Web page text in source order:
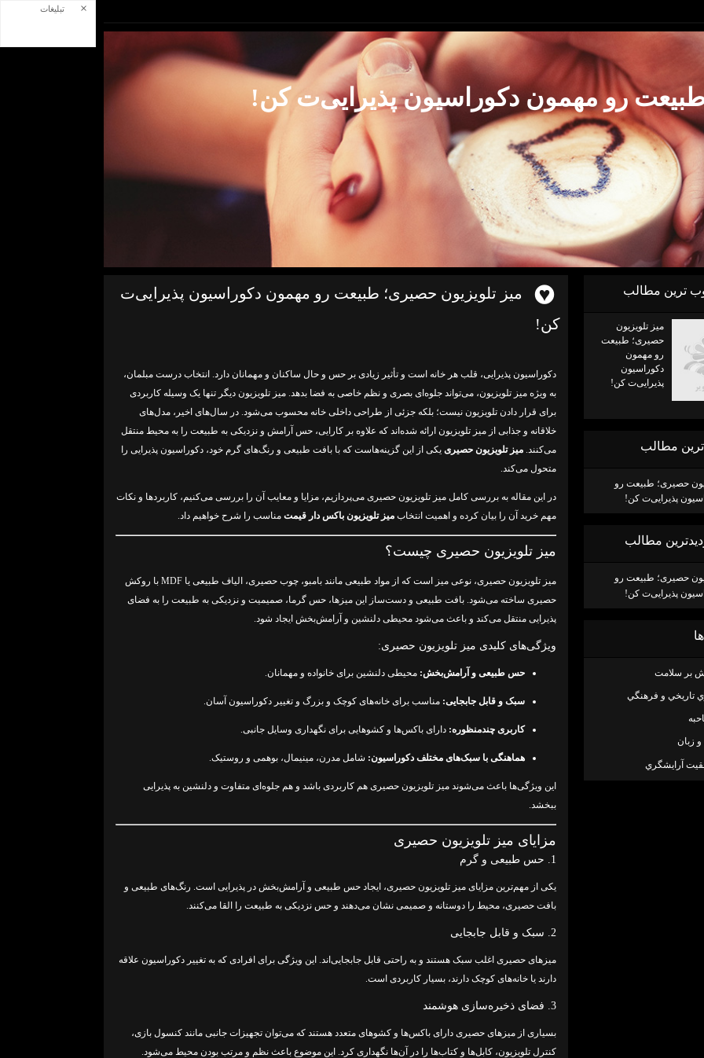
رو مهمون دکوراسیون پذیرایی‌ت کن!
میز تلویزیون حصیری؛ طبیعت رو مهمون دکوراسیون پذیرایی‌ت
کن!
دکوراسیون پذیرایی، قلب هر خانه است و تأثیر زیادی بر حس و حال ساکنان و مهمانان دارد. انتخاب درست مبلمان،
به ویژه میز تلویزیون، می‌تواند جلوه‌ای بصری و نظم خاصی به فضا بدهد. میز تلویزیون دیگر تنها یک وسیله کاربردی
برای قرار دادن تلویزیون نیست؛ بلکه جزئی از طراحی داخلی خانه محسوب می‌شود. در سال‌های اخیر، مدل‌های
خلاقانه و جذابی از میز تلویزیون ارائه شده‌اند که علاوه بر کارایی، حس آرامش و نزدیکی به طبیعت را به محیط منتقل
می‌کنند. میز تلویزیون حصیرییکی از این گزینه‌هاست که با بافت طبیعی و رنگ‌های گرم خود، دکوراسیون پذیرایی را
متحول می‌کند.
در این مقاله به بررسی کامل میز تلویزیون حصیری می‌پردازیم، مزایا و معایب آن را بررسی می‌کنیم، کاربردها و نکات
مهم خرید آن را بیان کرده و اهمیت انتخاب میز تلویزیون باکس دار قیمتمناسب را شرح خواهیم داد.
میز تلویزیون حصیری چیست؟
میز تلویزیون حصیری، نوعی میز است که از مواد طبیعی مانند بامبو، چوب حصیری، الیاف طبیعی یا MDF با روکش
حصیری ساخته می‌شود. بافت طبیعی و دست‌ساز این میزها، حس گرما، صمیمیت و نزدیکی به طبیعت را به فضای
پذیرایی منتقل می‌کند و باعث می‌شود محیطی دلنشین و آرامش‌بخش ایجاد شود.
ویژگی‌های کلیدی میز تلویزیون حصیری:
حس طبیعی و آرامش‌بخش: محیطی دلنشین برای خانواده و مهمانان.
سبک و قابل جابجایی: مناسب برای خانه‌های کوچک و بزرگ و تغییر دکوراسیون آسان.
کاربری چندمنظوره: دارای باکس‌ها و کشوهایی برای نگهداری وسایل جانبی.
هماهنگی با سبک‌های مختلف دکوراسیون: شامل مدرن، مینیمال، بوهمی و روستیک.
این ویژگی‌ها باعث می‌شوند میز تلویزیون حصیری هم کاربردی باشد و هم جلوه‌ای متفاوت و دلنشین به پذیرایی
ببخشد.
مزایای میز تلویزیون حصیری
1. حس طبیعی و گرم
یکی از مهم‌ترین مزایای میز تلویزیون حصیری، ایجاد حس طبیعی و آرامش‌بخش در پذیرایی است. رنگ‌های طبیعی و
بافت حصیری، محیط را دوستانه و صمیمی نشان می‌دهند و حس نزدیکی به طبیعت را القا می‌کنند.
2. سبک و قابل جابجایی
میزهای حصیری اغلب سبک هستند و به راحتی قابل جابجایی‌اند. این ویژگی برای افرادی که به تغییر دکوراسیون علاقه
دارند یا خانه‌های کوچک دارند، بسیار کاربردی است.
3. فضای ذخیره‌سازی هوشمند
بسیاری از میزهای حصیری دارای باکس‌ها و کشوهای متعدد هستند که می‌توان تجهیزات جانبی مانند کنسول بازی،
کنترل تلویزیون، کابل‌ها و کتاب‌ها را در آن‌ها نگهداری کرد. این موضوع باعث نظم و مرتب بودن محیط می‌شود.
ترين مطالب
میز تلویزیون
حصیری؛ طبیعت
رو مهمون
دکوراسیون
پذیرایی‌ت کن!
ترين مطالب
حصیری؛ طبیعت رو
پذیرایی‌ت کن!
مطالب
حصیری؛ طبیعت رو
پذیرایی‌ت کن!
بر سلامت
تاريخي و فرهنگي
و زبان
آرايشگري
تبلیغات ×